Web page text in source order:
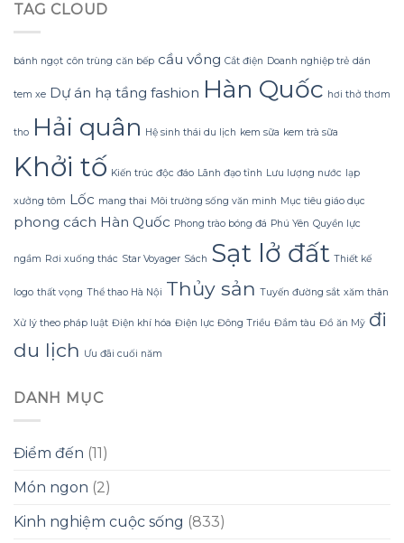
con
mắt
vụn
Thái
Nguyên
khiến
vọng
về
hương
vị
bình
hoàn
thay
đổi
TAG CLOUD
bánh ngọt côn trùng căn bếp cầu vồng Cắt điện Doanh nghiệp trẻ dán
tem xe Dự án hạ tầng fashion Hàn Quốc hơi thở thơm
tho Hải quân Hệ sinh thái du lịch kem sữa kem trà sữa
Khởi tố Kiến trúc độc đáo Lãnh đạo tỉnh Lưu lượng nước lạp
xưởng tôm Lốc mang thai Môi trường sống văn minh Mục tiêu giáo dục
phong cách Hàn Quốc Phong trào bóng đá Phú Yên Quyền lực
ngầm Rơi xuống thác Star Voyager Sách Sạt lở đất Thiết kế
logo thất vọng Thể thao Hà Nội Thủy sản Tuyến đường sắt xăm thân
Xử lý theo pháp luật Điện khí hóa Điện lực Đông Triều Đắm tàu Đồ ăn Mỹ đi
du lịch Ưu đãi cuối năm
DANH MỤC
Điểm đến (11)
Món ngon (2)
Kinh nghiệm cuộc sống (833)